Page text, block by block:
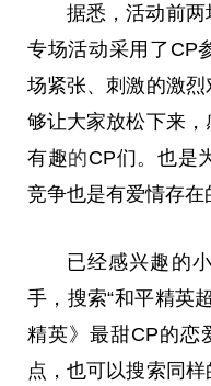
据悉，活动前
专场活动采用了CP
场紧张、刺激的激烈
够让大家放松下来
有趣的CP们。也是
竞争也是有爱情存在
已经感兴趣的
手，搜索“和平精英
精英》最甜CP的恋
点，也可以搜索同